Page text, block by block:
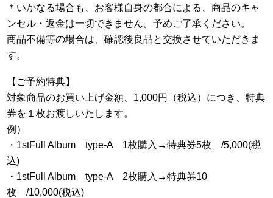
＊いかなる場合も、お客様自身の都合による、商品のキャ
ンセル・返金は一切できません。予めご了承ください。
商品不備等の場合は、確認後良品と交換させていただきま
す。
【ご予約特典】
対象商品のお買い上げ金額、1,000円（税込）につき、特典
券を１枚お渡しいたします。
例）
・1stFull Album type-A 1枚購入→特典券5枚 /5,000(税
込)
・1stFull Album type-A 2枚購入→特典券10
枚 /10,000(税込)